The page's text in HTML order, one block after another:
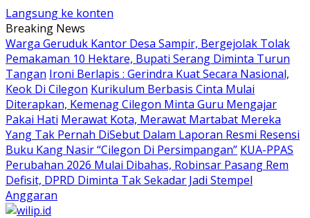
Langsung ke konten
Breaking News
Warga Geruduk Kantor Desa Sampir, Bergejolak Tolak
Pemakaman 10 Hektare, Bupati Serang Diminta Turun
Tangan Ironi Berlapis : Gerindra Kuat Secara Nasional,
Keok Di Cilegon Kurikulum Berbasis Cinta Mulai
Diterapkan, Kemenag Cilegon Minta Guru Mengajar
Pakai Hati Merawat Kota, Merawat Martabat Mereka
Yang Tak Pernah DiSebut Dalam Laporan Resmi Resensi
Buku Kang Nasir “Cilegon Di Persimpangan” KUA-PPAS
Perubahan 2026 Mulai Dibahas, Robinsar Pasang Rem
Defisit, DPRD Diminta Tak Sekadar Jadi Stempel
Anggaran